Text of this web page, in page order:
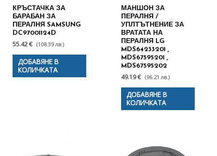
КРЪСТАЧКА ЗА
БАРАБАН ЗА
ПЕРАЛНЯ SAMSUNG
DC97001124D
55.42 € (108.39 лв.)
ДОБАВЯНЕ В
КОЛИЧКАТА
МАНШОН ЗА
ПЕРАЛНЯ /
УПЛТЪТНЕНИЕ ЗА
ВРАТАТА НА
ПЕРАЛНЯ LG
MDS64233201 ,
MDS67595201 ,
MDS67595202
49.19 € (96.21 лв.)
ДОБАВЯНЕ В
КОЛИЧКАТА